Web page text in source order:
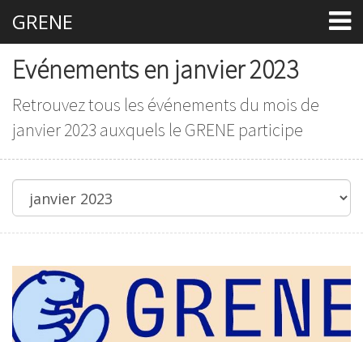
GRENE
Evénements en janvier 2023
Retrouvez tous les événements du mois de
janvier 2023 auxquels le GRENE participe